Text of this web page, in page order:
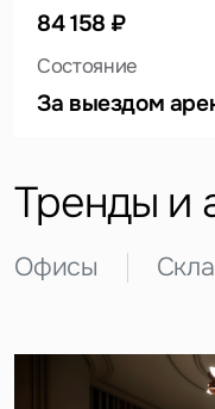
84 158 ₽
Состояние
За выездом
Тренды и
Офисы
Вопрос
Предложение
Уведомления
Это обязательное
Это обязательное